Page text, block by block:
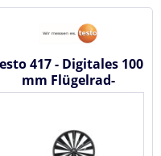
417 - Digitales 100
mm Flügelrad-
mit App-